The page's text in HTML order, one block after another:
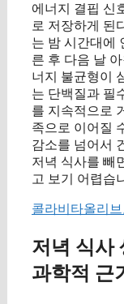
에너지 결핍 신
로 저장하게 된
는 밤 시간대에
른 후 다음 날
너지 불균형이
는 단백질과 필
를 지속적으로
족으로 이어질
감소를 넘어서
저녁 식사를 빼
고 보기 어렵습
콜라비타올리
저녁 식사
과학적 근